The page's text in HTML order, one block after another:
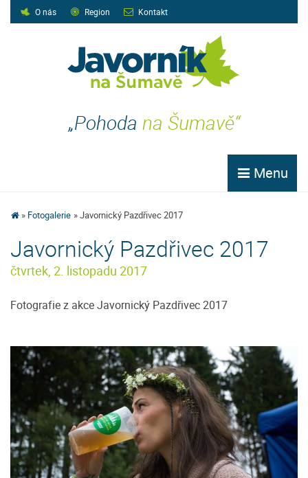
O nás Region Kontakt
„Pohoda na Šumavě“
Menu
Fotogalerie Javornický Pazdřivec 2017
Javornický Pazdřivec 2017
čtvrtek, 2. listopadu 2017
Fotografie z akce Javornický Pazdřivec 2017